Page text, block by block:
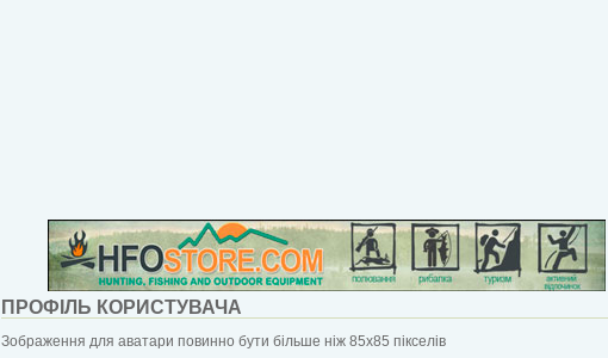
ПРОФІЛЬ КОРИСТУВАЧА
Зображення для аватари повинно бути більше ніж 85x85 пікселів